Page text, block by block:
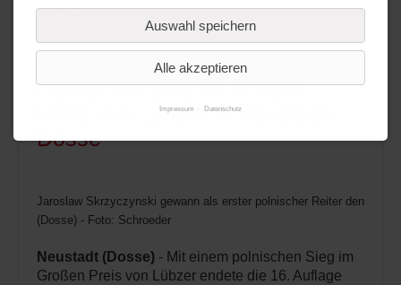
Menü
von Redaktion
Polnischer Sieg im Großen
Preis von Lübzer in Neustadt-
Dosse
Jaroslaw Skrzyczynski gewann als erster polnischer Reiter den
(Dosse) - Foto: Schroeder
Neustadt (Dosse) - Mit einem polnischen Sieg im
Großen Preis von Lübzer endete die 16. Auflage
Auswahl speichern
Alle akzeptieren
Impressum Datenschutz